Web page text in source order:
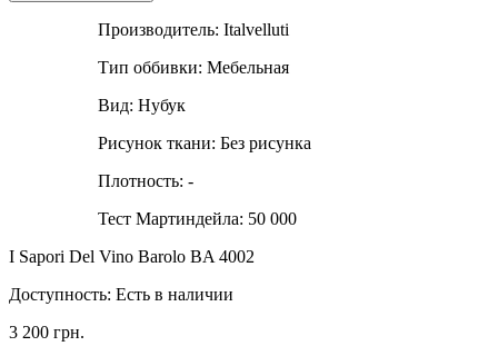
Производитель: Italvelluti
Тип оббивки: Мебельная
Вид: Нубук
Рисунок ткани: Без рисунка
Плотность: -
Тест Мартиндейла: 50 000
I Sapori Del Vino Barolo BA 4002
Доступность: Есть в наличии
3 200 грн.